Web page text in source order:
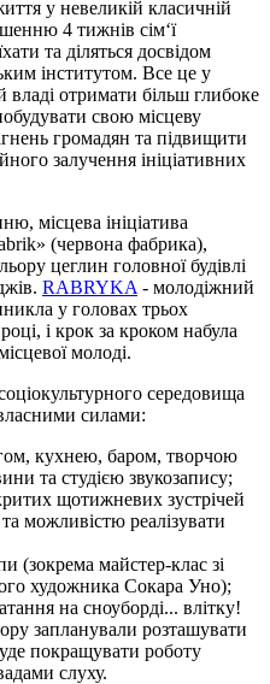
у невеликій класичній
4 тижнів сім‘ї
та діляться досвідом
інститутом. Все це у
владі отримати більш глибоке
свою місцеву
громадян та підвищити
залучення ініціативних
місцева ініціатива
(червона фабрика),
цеглин головної будівлі
RABRYKA - молодіжний
у головах трьох
і крок за кроком набула
молоді.
середовища
силами:
кухнею, баром, творчою
та студією звукозапису;
щотижневих зустрічей
можливістю реалізувати
(зокрема майстер-клас зі
художника Сокара Уно);
на сноуборді... влітку!
запланували розташувати
покращувати роботу
слуху.